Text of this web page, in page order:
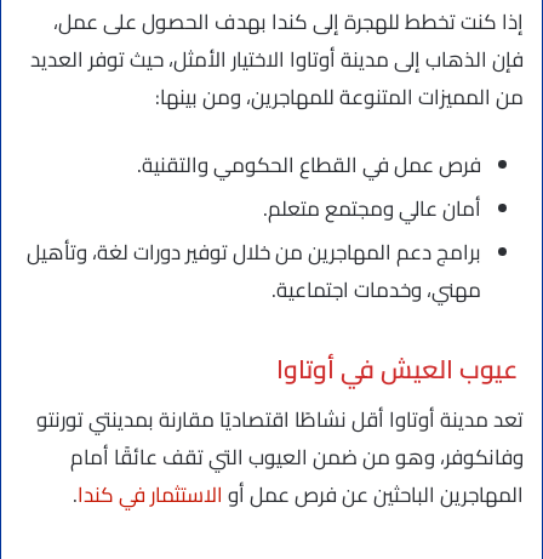
إذا كنت تخطط للهجرة إلى كندا بهدف الحصول على عمل،
فإن الذهاب إلى مدينة أوتاوا الاختيار الأمثل، حيث توفر العديد
من المميزات المتنوعة للمهاجرين، ومن بينها:
فرص عمل في القطاع الحكومي والتقنية.
أمان عالي ومجتمع متعلم.
برامج دعم المهاجرين من خلال توفير دورات لغة، وتأهيل
مهني، وخدمات اجتماعية.
عيوب العيش في أوتاوا
تعد مدينة أوتاوا أقل نشاطًا اقتصاديًا مقارنة بمدينتي تورنتو
وفانكوفر، وهو من ضمن العيوب التي تقف عائقًا أمام
المهاجرين الباحثين عن فرص عمل أوالاستثمار في كندا.